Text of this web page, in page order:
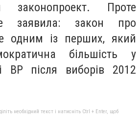
законопроект. Проте
заявила: закон про
одним із перших, який
більшість у
ВР після виборів 2012
необхідний текст і натисніть Ctrl + Enter, щоб